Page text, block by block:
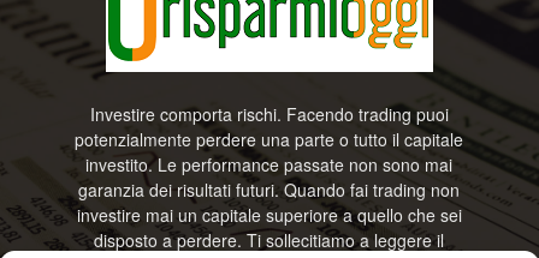
Investire comporta rischi. Facendo trading puoi
potenzialmente perdere una parte o tutto il capitale
investito. Le performance passate non sono mai
garanzia dei risultati futuri. Quando fai trading non
investire mai un capitale superiore a quello che sei
disposto a perdere. Ti sollecitiamo a leggere il